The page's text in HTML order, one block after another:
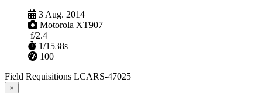
Vasgevang3 Aug. 2014
Kamera
Motorola XT907
Lensopening
f/2.4
1/1538s
100
Field Requisitions LCARS-47025
×